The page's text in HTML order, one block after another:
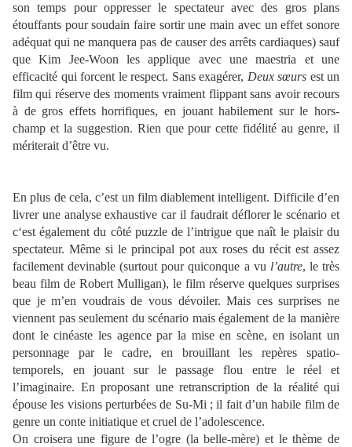
son temps pour oppresser le spectateur avec des gros plans
étouffants pour soudain faire sortir une main avec un effet sonore
adéquat qui ne manquera pas de causer des arrêts cardiaques) sauf
que Kim Jee-Woon les applique avec une maestria et une
efficacité qui forcent le respect. Sans exagérer, Deux sœurs est un
film qui réserve des moments vraiment flippant sans avoir recours
à de gros effets horrifiques, en jouant habilement sur le hors-
champ et la suggestion. Rien que pour cette fidélité au genre, il
mériterait d’être vu.
En plus de cela, c’est un film diablement intelligent. Difficile d’en
livrer une analyse exhaustive car il faudrait déflorer le scénario et
c‘est également du côté puzzle de l’intrigue que naît le plaisir du
spectateur. Même si le principal pot aux roses du récit est assez
facilement devinable (surtout pour quiconque a vu l’autre, le très
beau film de Robert Mulligan), le film réserve quelques surprises
que je m’en voudrais de vous dévoiler. Mais ces surprises ne
viennent pas seulement du scénario mais également de la manière
dont le cinéaste les agence par la mise en scène, en isolant un
personnage par le cadre, en brouillant les repères spatio-
temporels, en jouant sur le passage flou entre le réel et
l’imaginaire. En proposant une retranscription de la réalité qui
épouse les visions perturbées de Su-Mi ; il fait d’un habile film de
genre un conte initiatique et cruel de l’adolescence.
On croisera une figure de l’ogre (la belle-mère) et le thème de